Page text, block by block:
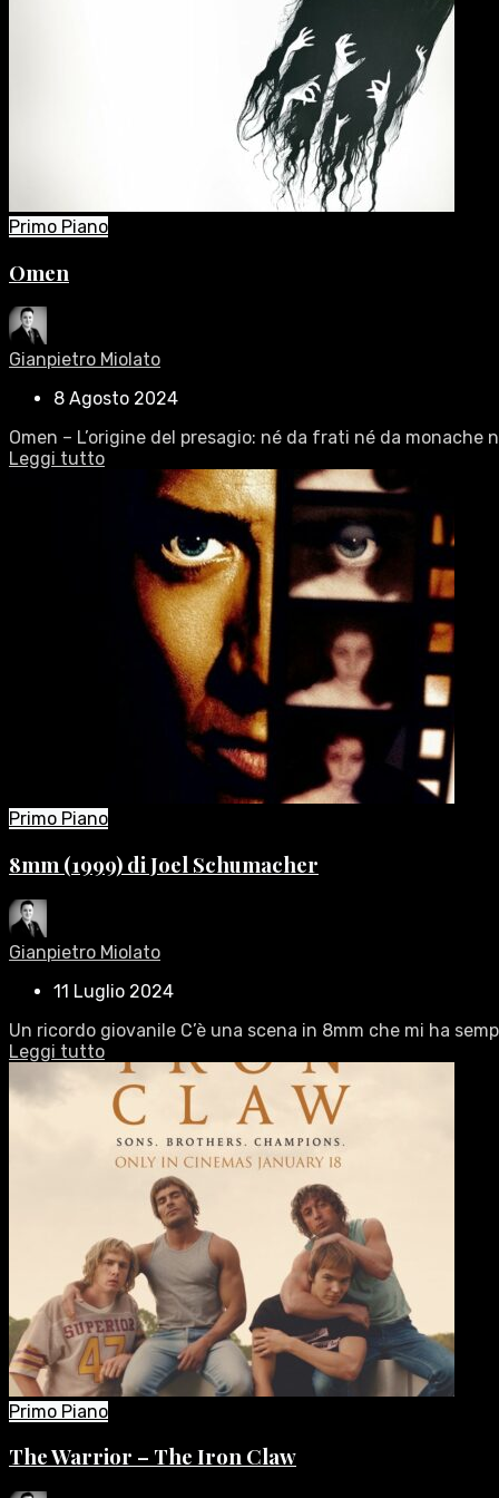
Primo Piano
Omen
Gianpietro Miolato
8 Agosto 2024
Omen – L’origine del presagio: né da frati né da monache
Leggi tutto
Primo Piano
8mm (1999) di Joel Schumacher
Gianpietro Miolato
11 Luglio 2024
Un ricordo giovanile C’è una scena in 8mm che mi ha
Leggi tutto
Primo Piano
The Warrior – The Iron Claw